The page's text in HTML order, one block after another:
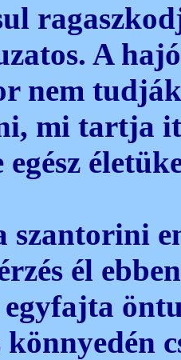
A
nem
mi tartja
szantorini
él